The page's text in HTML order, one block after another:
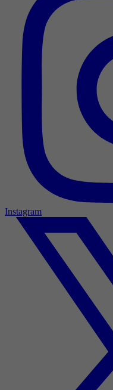
Instagram